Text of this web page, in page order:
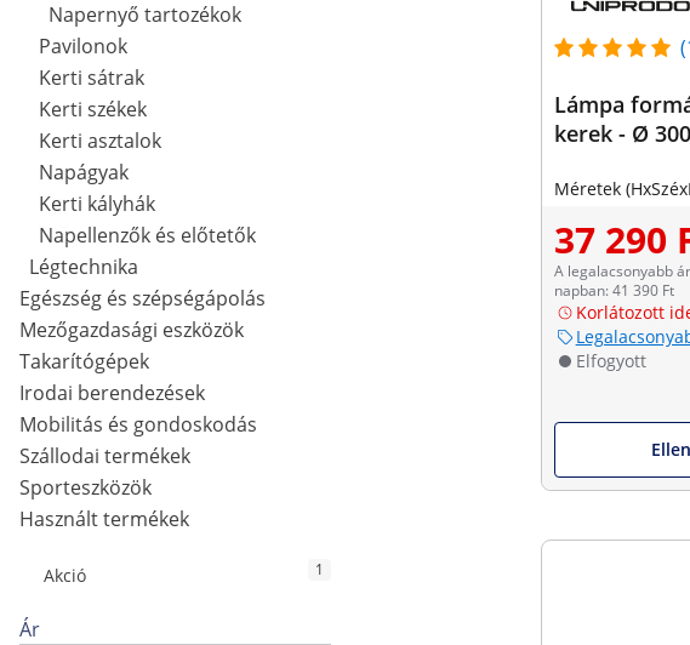
Napernyő tartozékok
Pavilonok
Kerti sátrak
Kerti székek
Kerti asztalok
Napágyak
Kerti kályhák
Napellenzők és előtetők
Légtechnika
Egészség és szépségápolás
Mezőgazdasági eszközök
Takarítógépek
Irodai berendezések
Mobilitás és gondoskodás
Szállodai termékek
Sporteszközök
Használt termékek
Akció 1
Ár
Lámpa
kerek - Ø
Méretek
37 290
A legalacsonyabb
napban: 41 390 Ft
Korlátozott
Elfogyott